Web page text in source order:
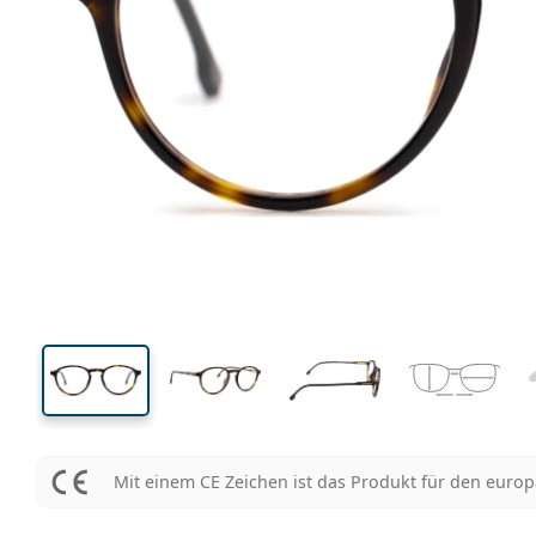
43 mm
Glashöhe
50 mm
Glasbreite
Glasbreite
Mit einem CE Zeichen ist das Produkt für den